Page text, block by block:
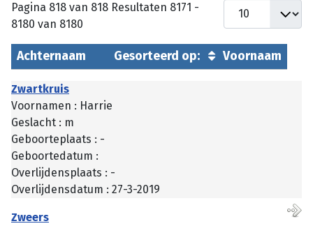
Pagina 818 van 818 Resultaten 8171 -
8180 van 8180
Achternaam Gesorteerd op: Voornaam
Zwartkruis
Voornamen : Harrie
Geslacht : m
Geboorteplaats : -
Geboortedatum :
Overlijdensplaats : -
Overlijdensdatum : 27-3-2019
Zweers